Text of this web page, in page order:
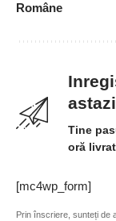
Române
astazi
Tine
oră
[mc4wp_form]
Prin înscriere, sunteți de